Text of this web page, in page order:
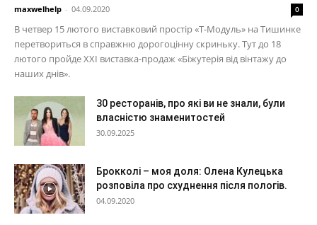
maxwelhelp - 04.09.2020 0
В четвер 15 лютого виставковий простір «Т-Модуль» на Тишинке
перетвориться в справжню дорогоцінну скриньку. Тут до 18
лютого пройде XXI виставка-продаж «Біжутерія від вінтажу до
наших днів».
30 ресторанів, про які ви не знали, були
власністю знаменитостей
30.09.2025
Брокколі – моя доля: Олена Кулецька
розповіла про схуднення після пологів.
04.09.2020